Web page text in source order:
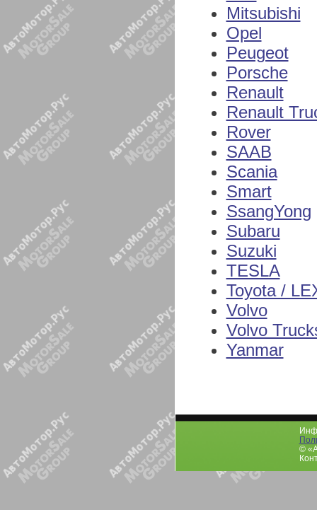
Mitsubishi
Opel
Peugeot
Porsche
Renault
Renault
Rover
SAAB
Scania
Smart
SsangYong
Subaru
Suzuki
TESLA
Toyota /
Volvo
Volvo
Yanmar
©